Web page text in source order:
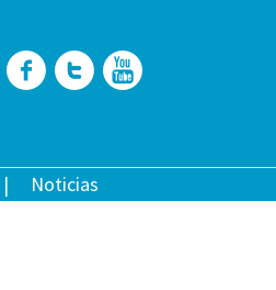
Facebook
Twitter
Noticias